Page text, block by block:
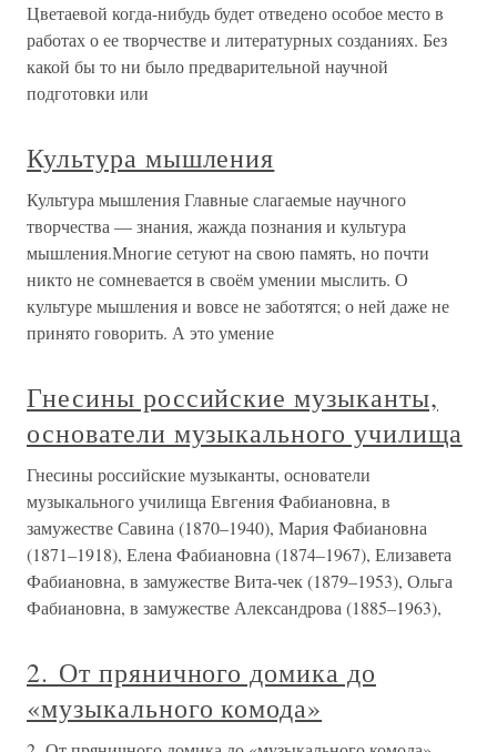
Цветаевой когда-нибудь будет отведено особое место в
работах о ее творчестве и литературных созданиях. Без
какой бы то ни было предварительной научной
подготовки или
Культура мышления
Культура мышления Главные слагаемые научного
творчества — знания, жажда познания и культура
мышления.Многие сетуют на свою память, но почти
никто не сомневается в своём умении мыслить. О
культуре мышления и вовсе не заботятся; о ней даже не
принято говорить. А это умение
Гнесины российские музыканты,
основатели музыкального училища
Гнесины российские музыканты, основатели
музыкального училища Евгения Фабиановна, в
замужестве Савина (1870–1940), Мария Фабиановна
(1871–1918), Елена Фабиановна (1874–1967), Елизавета
Фабиановна, в замужестве Вита-чек (1879–1953), Ольга
Фабиановна, в замужестве Александрова (1885–1963),
2. От пряничного домика до
«музыкального комода»